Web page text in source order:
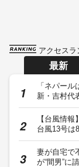
アクセス
最新
「ネパー
新・吉村代
【台風情
台風13号
妻が自宅で
が“間男”に